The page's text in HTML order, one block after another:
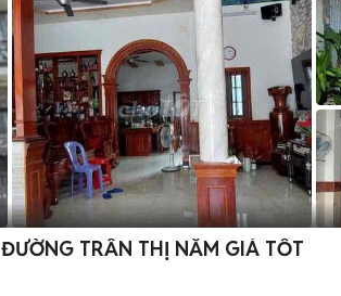
TRẦN THỊ NĂM GIÁ TỐT